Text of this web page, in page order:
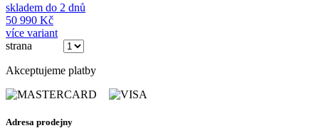
skladem do 2 dnů
50 990 Kč
více variant
strana
Akceptujeme platby
Adresa prodejny